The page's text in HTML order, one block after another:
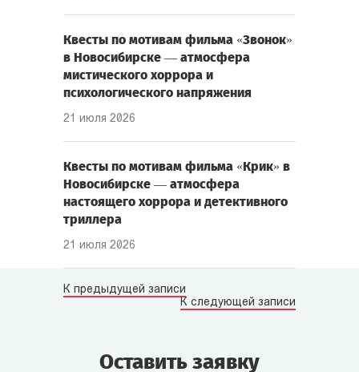
Квесты по мотивам фильма «Звонок»
в Новосибирске — атмосфера
мистического хоррора и
психологического напряжения
21 июля 2026
Квесты по мотивам фильма «Крик» в
Новосибирске — атмосфера
настоящего хоррора и детективного
триллера
21 июля 2026
К предыдущей записи
К следующей записи
Оставить заявку